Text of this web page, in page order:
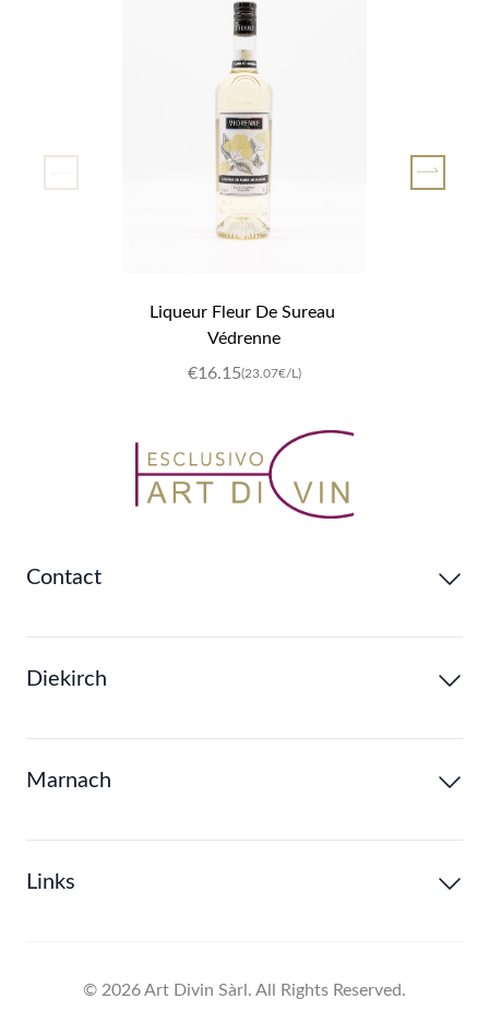
Liqueur Fleur De Sureau
Védrenne
€16.15(23.07€/L)
Contact
Diekirch
Marnach
Links
© 2026Art Divin Sàrl. All Rights Reserved.